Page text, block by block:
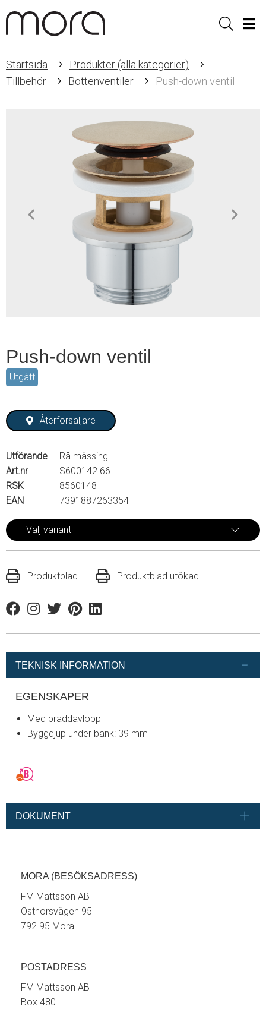
Sök
Startsida
Produkter (alla kategorier)
Tillbehör
Bottenventiler Push-down ventil
Push-down ventil
Utgått
Återförsäljare
Utförande
Rå mässing
Art.nr
S600142.66
RSK
8560148
EAN
7391887263354
Välj variant
Produktblad Produktblad utökad
FacebookInstagram
TwitterPinterestLinkedin
TEKNISK INFORMATION
EGENSKAPER
Med bräddavlopp
Byggdjup under bänk: 39 mm
DOKUMENT
MORA (BESÖKSADRESS)
FM Mattsson AB
Östnorsvägen 95
792 95 Mora
POSTADRESS
FM Mattsson AB
Box 480